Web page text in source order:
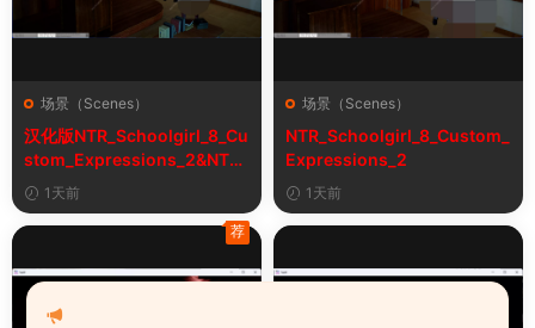
场景（Scenes）
汉化版NTR_Schoolgirl_8_Cu
stom_Expressions_2&NTR
女学生8自定义表情
1天前
场景（Scenes）
NTR_Schoolgirl_8_Custom_
Expressions_2
1天前
荐